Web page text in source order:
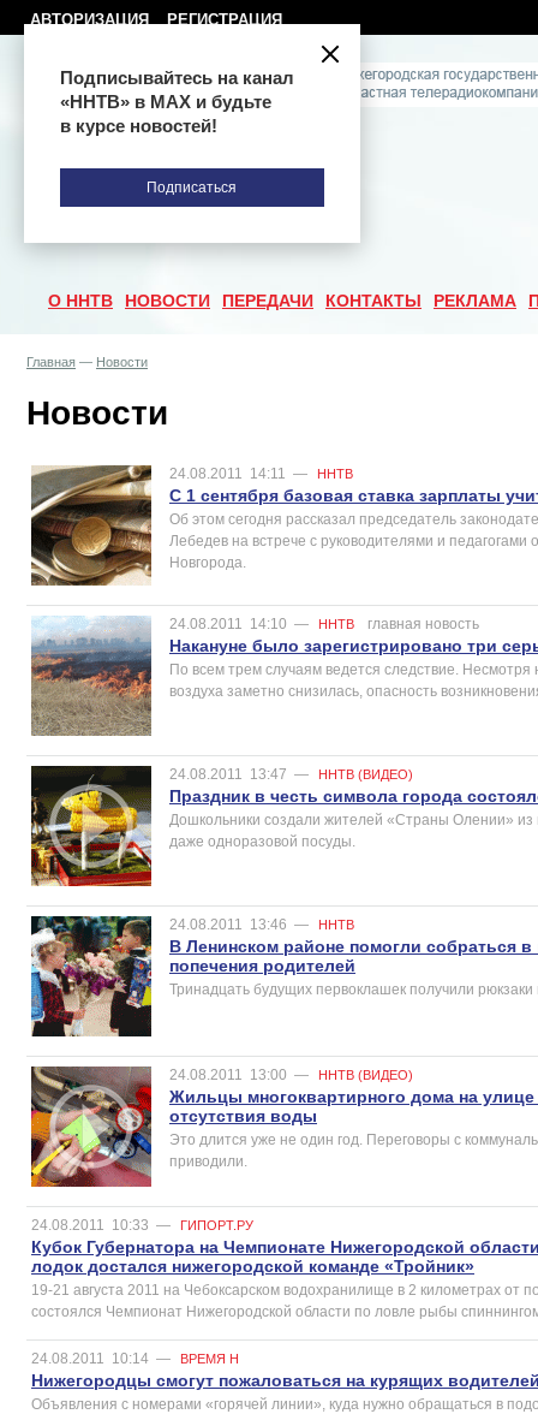
АВТОРИЗАЦИЯ РЕГИСТРАЦИЯ
О ННТВ НОВОСТИ ПЕРЕДАЧИ КОНТАКТЫ РЕКЛАМА
Главная — Новости
Новости
24.08.2011 14:11 — ННТВ
С 1 сентября базовая ставка зарплаты
Об этом сегодня рассказал председатель
Лебедев на встрече с руководителями и
Новгорода.
24.08.2011 14:10 — ННТВ главная новость
Накануне было зарегистрировано три
По всем трем случаям ведется следствие.
воздуха заметно снизилась, опасность
24.08.2011 13:47 — ННТВ (ВИДЕО)
Праздник в честь символа города
Дошкольники создали жителей «Страны Олении»
даже одноразовой посуды.
24.08.2011 13:46 — ННТВ
В Ленинском районе помогли собраться
попечения родителей
Тринадцать будущих первоклашек получили
24.08.2011 13:00 — ННТВ (ВИДЕО)
Жильцы многоквартирного дома на
отсутствия воды
Это длится уже не один год. Переговоры с
приводили.
24.08.2011 10:33 — ГИПОРТ.РУ
Кубок Губернатора на Чемпионате Нижегородской
лодок достался нижегородской команде «Тройник»
19-21 августа 2011 на Чебоксарском водохранилище в 2 километрах от
состоялся Чемпионат Нижегородской области по ловле рыбы
24.08.2011 10:14 — ВРЕМЯ Н
Нижегородцы смогут пожаловаться на курящих
Объявления с номерами «горячей линии», куда нужно обращаться в
Подписывайтесь на канал
«ННТВ» в МАХ и будьте
в курсе новостей!
Подписаться